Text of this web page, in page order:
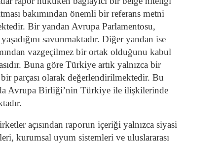
bakımından önemli bir referans metni
Bir yandan Avrupa Parlamentosu,
savunmaktadır. Diğer yandan ise
vazgeçilmez bir ortak olduğunu kabul
Buna göre Türkiye artık yalnızca bir
parçası olarak değerlendirilmektedir. Bu
Avrupa Birliği’nin Türkiye ile ilişkilerinde
açısından raporun içeriği yalnızca siyasi
kurumsal uyum sistemleri ve uluslararası